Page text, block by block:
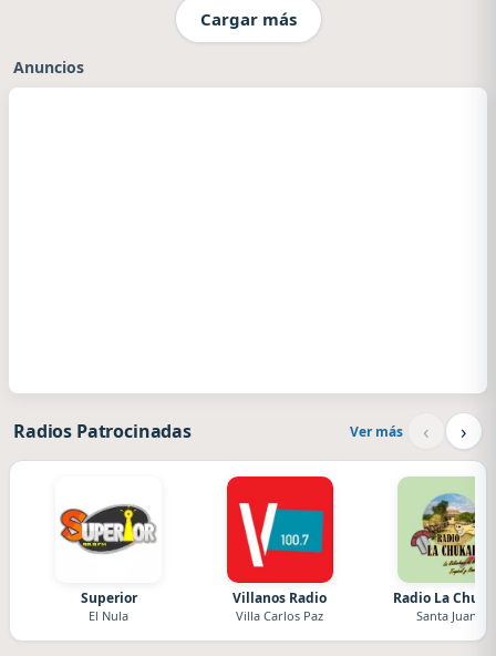
Cargar más
Anuncios
Radios Patrocinadas Ver más ‹ ›
Superior
El Nula
Villanos Radio
Villa Carlos Paz
Radio La
Santa Juana